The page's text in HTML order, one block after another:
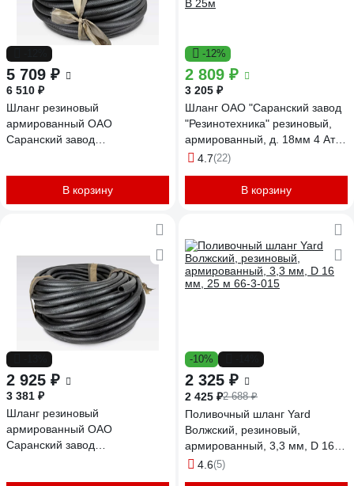
5 709 ₽
6 510 ₽
Шланг резиновый
армированный ОАО
Саранский завод
для отбойного молотка,
компрессора 50м СЗРТ 20-1,0-
В корзину
-12%
2 809 ₽
3 205 ₽
Шланг ОАО "Саранский завод
"Резинотехника" резиновый,
армированный, д. 18мм 4 Атм
СзРТ (рукав) поливочный 25м
4.7(22)
В корзину
2 925 ₽
3 381 ₽
Шланг резиновый
армированный ОАО
Саранский завод
-10%
2 325 ₽
2 425 ₽2 688 ₽
Поливочный шланг Yard
Волжский, резиновый,
армированный, 3,3 мм, D 16
мм, 25 м 66-3-015
4.6(5)